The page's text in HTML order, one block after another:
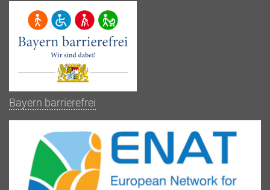
Bayern barrierefrei